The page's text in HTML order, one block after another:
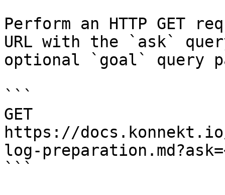
Perform an HTTP GET
URL with the `ask`
optional `goal` query
```
GET
https://
log-
```